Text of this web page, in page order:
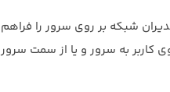
شبکه بر روی سرور را فراهم
کاربر به سرور و یا از سمت سرور